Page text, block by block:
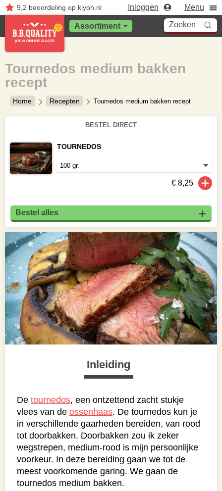
9,2 beoordelingop kiyoh.nl Inloggen Menu
Assortiment Zoeken
Home Recepten Tournedos medium bakken recept
Tournedos medium bakken
recept
Inleiding
De tournedos, een ontzettend zacht stukje
vlees van de ossenhaas. De tournedos kun je
in verschillende gaarheden bereiden, van rood
tot doorbakken. Doorbakken zou ik zeker
wegstrepen, medium-rood is mijn persoonlijke
voorkeur. In deze bereiding gaan we tot de
meest voorkomende garing. We gaan de
tournedos medium bakken.
BESTEL DIRECT
TOURNEDOS
€ 8,25
Bestel alles